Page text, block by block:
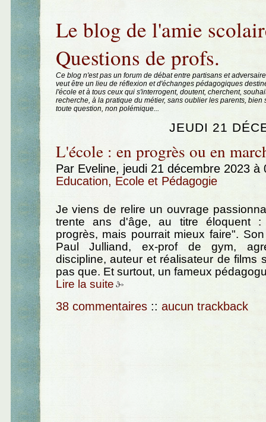
Le blog de l'amie
Questions de profs.
Ce blog n'est pas un forum de débat entre partisans et
veut être un lieu de réflexion et d'échanges pédagogiques
l'école et à tous ceux qui s'interrogent, doutent, cherchent,
recherche, à la pratique du métier, sans oublier les parents, bien
toute question, non polémique...
JEUDI 21
L'école : en progrès ou en
Par Eveline, jeudi 21 décembre 2023
Education, Ecole et Pédagogie
Je viens de relire un ouvrage
trente ans d'âge, au titre éloquent
progrès, mais pourrait mieux faire".
Paul Julliand, ex-prof de gym,
discipline, auteur et réalisateur de
pas que. Et surtout, un fameux
Lire la suite
38 commentaires :: aucun trackback